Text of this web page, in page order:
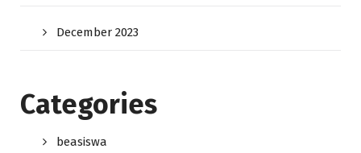
December 2023
Categories
beasiswa